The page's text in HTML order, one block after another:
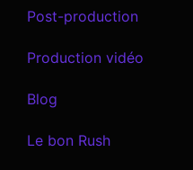
Post-production
Production vidéo
Blog
Le bon Rush